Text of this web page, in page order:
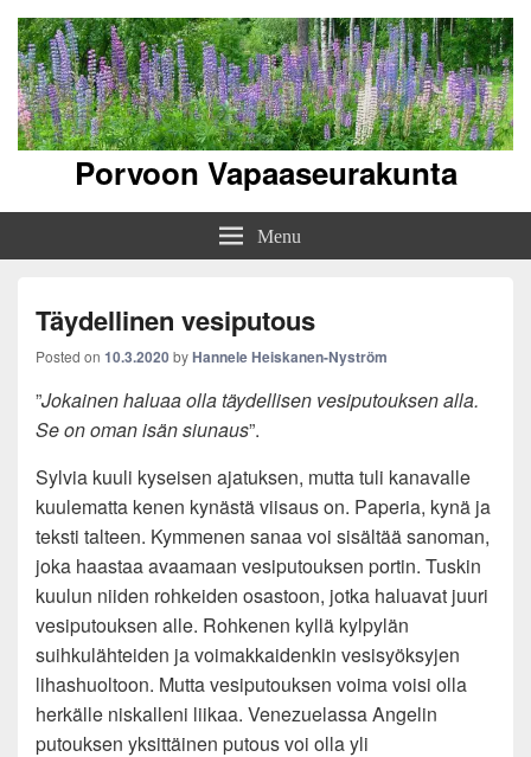
Porvoon Vapaaseurakunta
Menu
Täydellinen vesiputous
Posted on 10.3.2020byHannele Heiskanen-Nyström
”Jokainen haluaa olla täydellisen vesiputouksen alla.
Se on oman isän siunaus”.
Sylvia kuuli kyseisen ajatuksen, mutta tuli kanavalle
kuulematta kenen kynästä viisaus on. Paperia, kynä ja
teksti talteen. Kymmenen sanaa voi sisältää sanoman,
joka haastaa avaamaan vesiputouksen portin. Tuskin
kuulun niiden rohkeiden osastoon, jotka haluavat juuri
vesiputouksen alle. Rohkenen kyllä kylpylän
suihkulähteiden ja voimakkaidenkin vesisyöksyjen
lihashuoltoon. Mutta vesiputouksen voima voisi olla
herkälle niskalleni liikaa. Venezuelassa Angelin
putouksen yksittäinen putous voi olla yli